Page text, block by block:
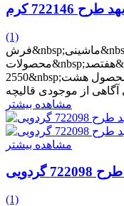
کرم
(1)
فرش&nbsp;ماشینی&nbsp;مشهد طرح کد 722146 کرم از مجموعه
محصولات&nbsp;هفتصد&nbsp;شانه بوده که دارای تراکم طولی
2550&nbsp;می باشد. این محصول هشت&nbsp;رنگ بوده و 100%
مشاهده بیشتر
مشاهده بیشتر
گردویی
(1)